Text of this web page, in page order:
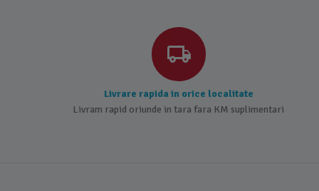
Livrare rapida in orice localitate
Livram rapid oriunde in tara fara KM suplimentari